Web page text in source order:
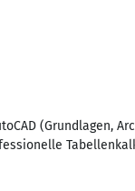
(Grundlagen,